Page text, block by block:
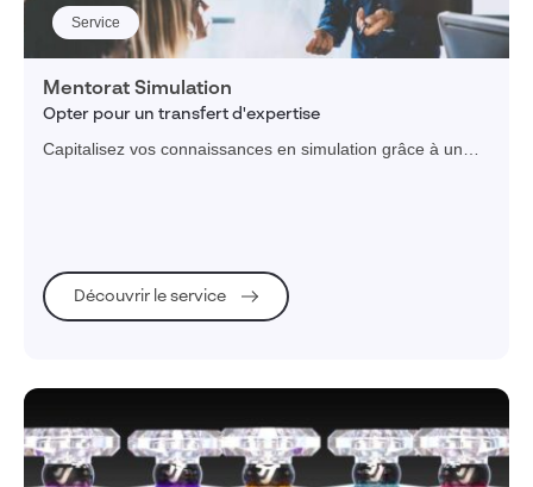
Service
Mentorat Simulation
Opter pour un transfert d'expertise
Capitalisez vos connaissances en simulation grâce à un
Découvrir le service